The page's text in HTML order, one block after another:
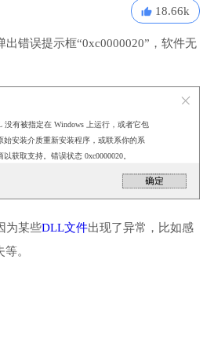
18.66k
出错误提示框“0xc0000020”，软件无
没有被指定在 Windows 上运行，或者它包
始安装介质重新安装程序，或联系你的系
获取支持。错误状态 0xc0000020。
为某些DLL文件出现了异常，比如感
。